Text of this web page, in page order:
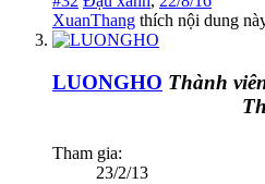
XuanThang thích nội dung
LUONGHO Thành
Tham gia:
23/2/13